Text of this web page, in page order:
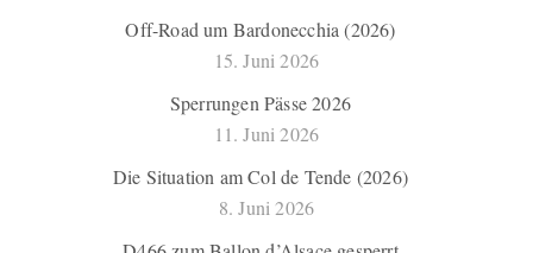
Off-Road um Bardonecchia (2026)
15. Juni 2026
Sperrungen Pässe 2026
11. Juni 2026
Die Situation am Col de Tende (2026)
8. Juni 2026